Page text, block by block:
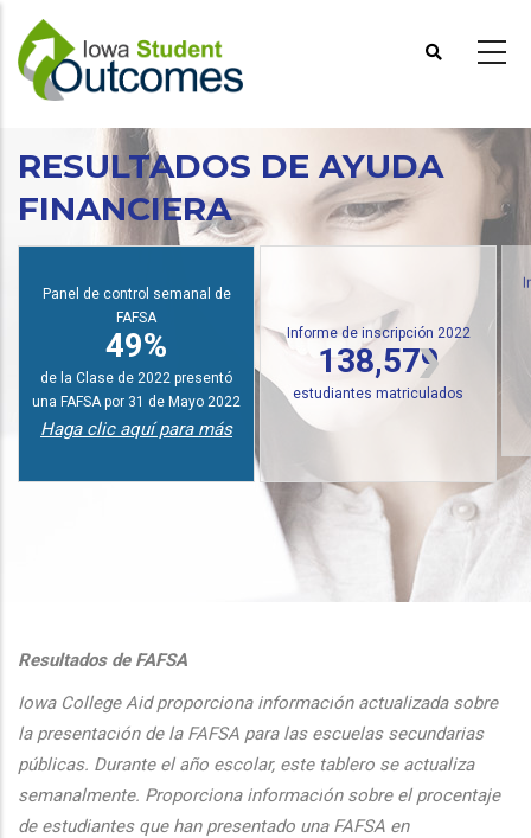
Pasar
contenido
principal
RESULTADOS DE AYUDA
FINANCIERA
Panel de control semanal de
FAFSA
49%
de la Clase de 2022 presentó
una FAFSA por 31 de Mayo 2022
Haga clic aquí para más
Informe de inscripción 2022
138,579
estudiantes matriculados
Resultados de FAFSA
Iowa College Aid proporciona información actualizada sobre
la presentación de la FAFSA para las escuelas secundarias
públicas. Durante el año escolar, este tablero se actualiza
semanalmente. Proporciona información sobre el procentaje
de estudiantes que han presentado una FAFSA en